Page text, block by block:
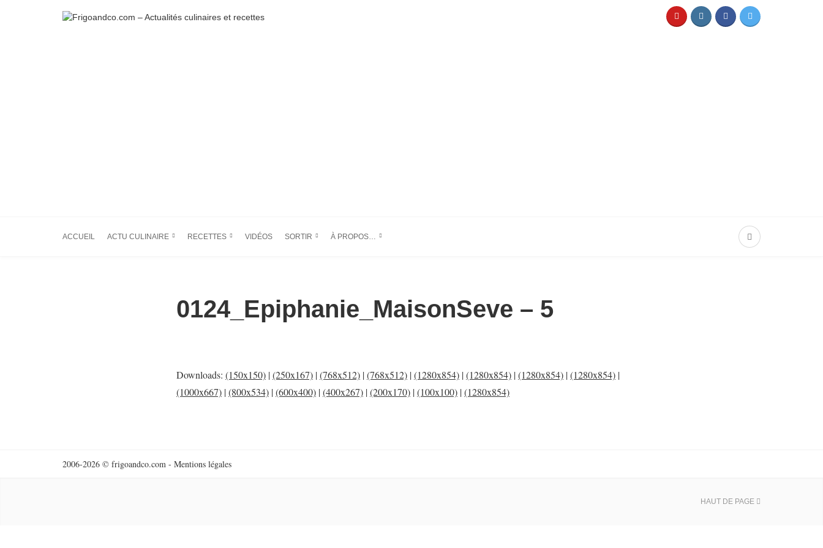
ACCUEIL ACTU CULINAIRE RECETTES VIDÉOS SORTIR À PROPOS…
0124_Epiphanie_MaisonSeve – 5
Downloads: (150x150) |(250x167) |(768x512) |(768x512) |(1280x854) |(1280x854) |(1280x854) |(1280x854) |
(1000x667) |(800x534) |(600x400) |(400x267) |(200x170) |(100x100) |(1280x854)
2006-2026 © frigoandco.com - Mentions légales
HAUT DE PAGE